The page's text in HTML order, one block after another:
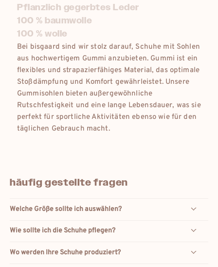
Pflanzlich gegerbtes Leder
100 % baumwolle
100 % wolle
Bei bisgaard sind wir stolz darauf, Schuhe mit Sohlen
aus hochwertigem Gummi anzubieten. Gummi ist ein
flexibles und strapazierfähiges Material, das optimale
Stoßdämpfung und Komfort gewährleistet. Unsere
Gummisohlen bieten außergewöhnliche
Rutschfestigkeit und eine lange Lebensdauer, was sie
perfekt für sportliche Aktivitäten ebenso wie für den
täglichen Gebrauch macht.
häufig gestellte fragen
Welche Größe sollte ich auswählen?
Wie sollte ich die Schuhe pflegen?
Wo werden Ihre Schuhe produziert?